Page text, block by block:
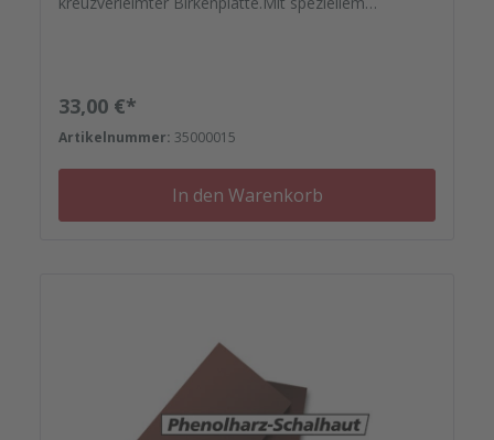
verlassen.Bestellen Sie das komplette Zubehör zum
Sanieren gleich mit. - Von der Dichtfugenmasse,
Nieten, Schrauben, Kunststoffeinsätzen bis zu
Reparaturplättchen.
Regulärer Preis:
33,00 €*
Artikelnummer: 35000015
In den Warenkorb